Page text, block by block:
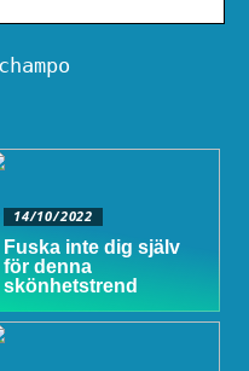
14/10/2022
Fuska inte dig själv
för denna
skönhetstrend